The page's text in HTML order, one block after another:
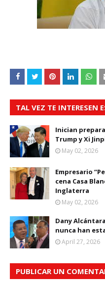
TAL VEZ TE INTERESEN
Inician
Trump y Xi
May 02, 2026
Empresario
cena Casa
Inglaterra
May 02, 2026
Dany
nunca han
April 27, 2026
PUBLICAR UN